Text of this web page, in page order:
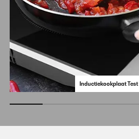
Inductiekookplaat Test